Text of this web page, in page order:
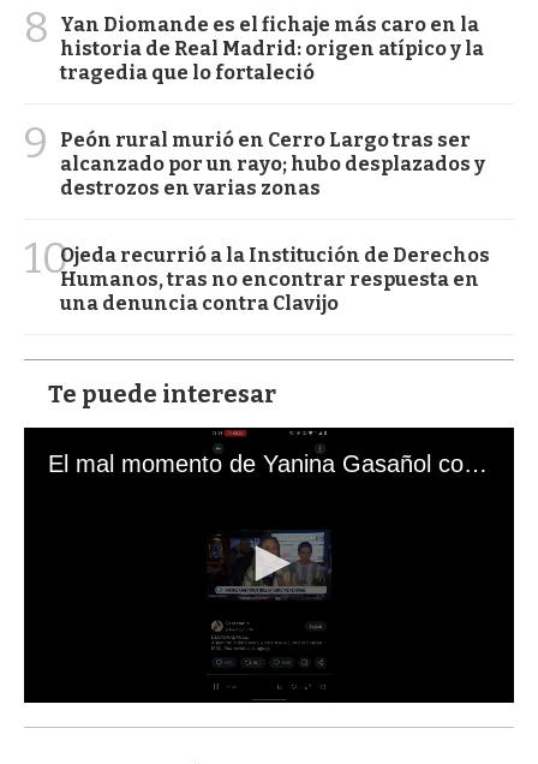
8
Yan Diomande es el fichaje más caro en la
historia de Real Madrid: origen atípico y la
tragedia que lo fortaleció
9
Peón rural murió en Cerro Largo tras ser
alcanzado por un rayo; hubo desplazados y
destrozos en varias zonas
10Ojeda recurrió a la Institución de Derechos
Humanos, tras no encontrar respuesta en
una denuncia contra Clavijo
Te puede interesar
El mal momento de Yanina Gasañol con un hincha argentino en "Subrayado"
s